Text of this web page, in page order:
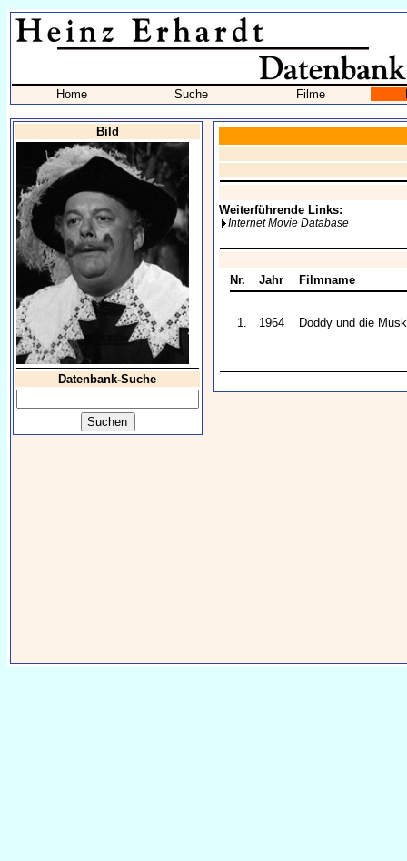
Home Suche Filme
Bild
Datenbank-Suche
Weiterführende Links:
Internet Movie Database
Nr. Jahr Filmname
1. 1964 Doddy und die